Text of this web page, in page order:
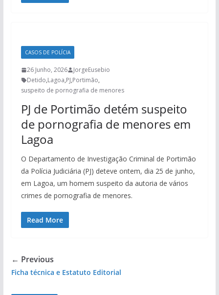
CASOS DE POLÍCIA
26 Junho, 2026
JorgeEusebio
Detido,Lagoa,PJ,Portimão,
suspeito de pornografia de menores
PJ de Portimão detém suspeito
de pornografia de menores em
Lagoa
O Departamento de Investigação Criminal de Portimão
da Polícia Judiciária (PJ) deteve ontem, dia 25 de junho,
em Lagoa, um homem suspeito da autoria de vários
crimes de pornografia de menores.
Read More
← Previous
Ficha técnica e Estatuto Editorial